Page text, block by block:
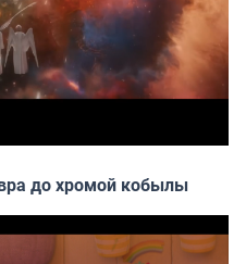
до хромой кобылы